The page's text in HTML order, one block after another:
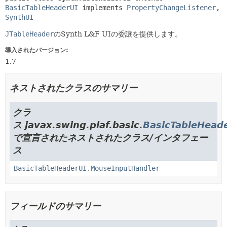
BasicTableHeaderUI implements PropertyChangeListener
SynthUI
JTableHeaderのSynth L&F UIの委譲を提供します。
導入されたバージョン:
1.7
ネストされたクラスのサマリー
クラ
ス javax.swing.plaf.basic.
で宣言されたネストされたクラス/インタフェー
ス
BasicTableHeaderUI.MouseInputHandler
フィールドのサマリー